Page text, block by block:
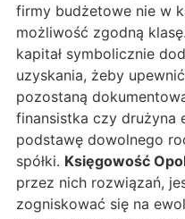
firmy budżetowe nie w
możliwość zgodną
kapitał symbolicznie
uzyskania, żeby
pozostaną
finansistka czy drużyna
podstawę dowolnego
spółki. Księgowość
przez nich rozwiązań,
zogniskować się na